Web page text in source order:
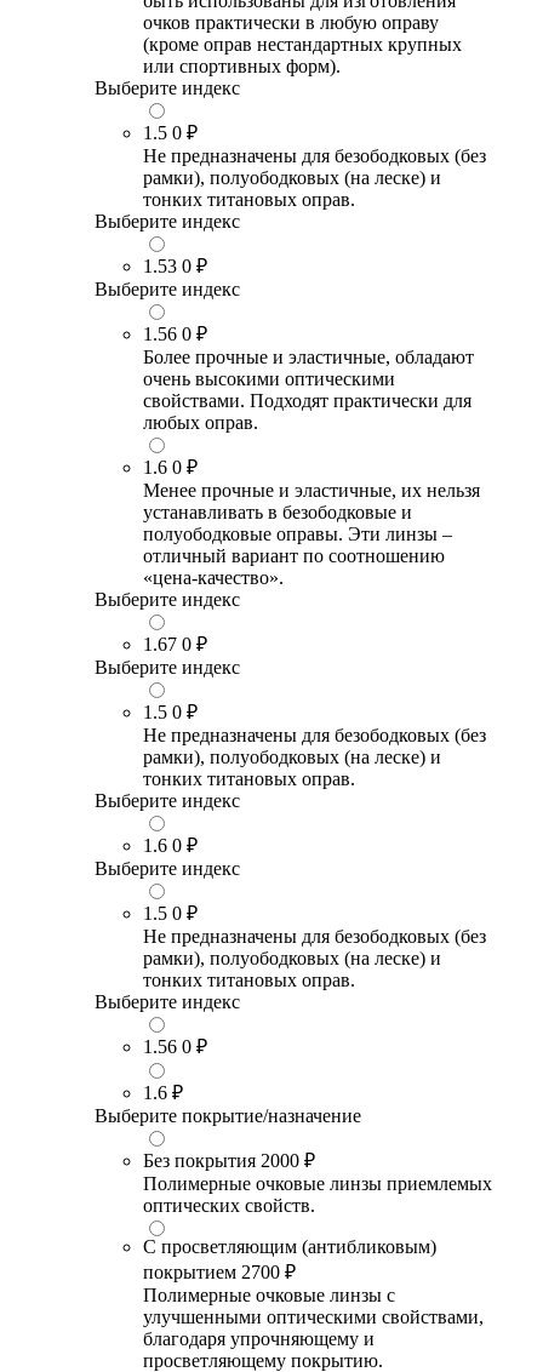
очков практически в любую оправу
(кроме оправ нестандартных крупных
или спортивных форм).
Выберите индекс
1.5 0 ₽
Не предназначены для безободковых (без
рамки), полуободковых (на леске) и
тонких титановых оправ.
Выберите индекс
1.53 0 ₽
Выберите индекс
1.56 0 ₽
Более прочные и эластичные, обладают
очень высокими оптическими
свойствами. Подходят практически для
любых оправ.
1.6 0 ₽
Менее прочные и эластичные, их нельзя
устанавливать в безободковые и
полуободковые оправы. Эти линзы –
отличный вариант по соотношению
«цена-качество».
Выберите индекс
1.67 0 ₽
Выберите индекс
1.5 0 ₽
Не предназначены для безободковых (без
рамки), полуободковых (на леске) и
тонких титановых оправ.
Выберите индекс
1.6 0 ₽
Выберите индекс
1.5 0 ₽
Не предназначены для безободковых (без
рамки), полуободковых (на леске) и
тонких титановых оправ.
Выберите индекс
1.56 0 ₽
1.6 ₽
Выберите покрытие/назначение
Без покрытия 2000 ₽
Полимерные очковые линзы приемлемых
оптических свойств.
С просветляющим (антибликовым)
покрытием 2700 ₽
Полимерные очковые линзы с
улучшенными оптическими свойствами,
благодаря упрочняющему и
просветляющему покрытию.